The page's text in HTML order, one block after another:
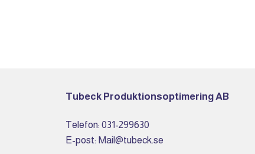
Tubeck Produktionsoptimering AB
Telefon: 031-299630
E-post: Mail@tubeck.se